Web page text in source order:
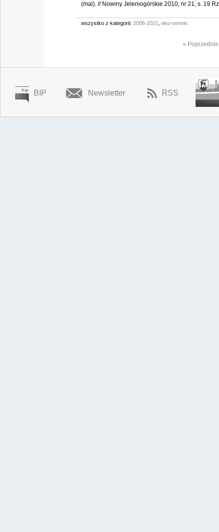
zanieczyszczenia rzeki
(mal). // Nowiny Jeleniogórskie 2010, nr 21, s. 19
wszystko z kategorii: 2008-2021 eko-serwis
« Poprzednie
BIP Newsletter RSS